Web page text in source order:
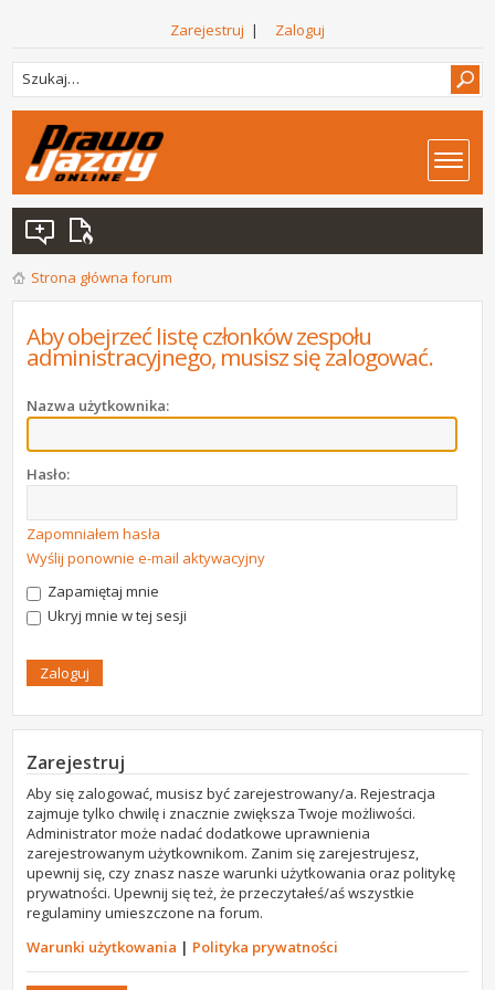
Zarejestruj | Zaloguj
Strona główna forum
Aby obejrzeć listę członków zespołu
administracyjnego, musisz się zalogować.
Nazwa użytkownika:
Hasło:
Zapomniałem hasła
Wyślij ponownie e-mail aktywacyjny
Zapamiętaj mnie
Ukryj mnie w tej sesji
Zarejestruj
Aby się zalogować, musisz być zarejestrowany/a. Rejestracja
zajmuje tylko chwilę i znacznie zwiększa Twoje możliwości.
Administrator może nadać dodatkowe uprawnienia
zarejestrowanym użytkownikom. Zanim się zarejestrujesz,
upewnij się, czy znasz nasze warunki użytkowania oraz politykę
prywatności. Upewnij się też, że przeczytałeś/aś wszystkie
regulaminy umieszczone na forum.
Warunki użytkowania | Polityka prywatności